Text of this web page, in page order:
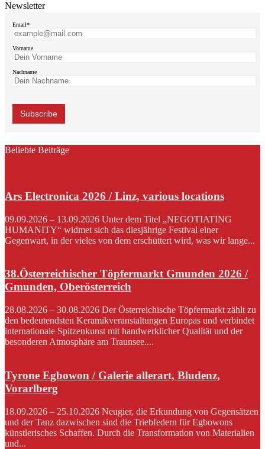
Newsletter
Email*
Vorname
Nachname
Beliebte Beiträge
Ars Electronica 2026 / Linz, various locations
09.09.2026 – 13.09.2026 Unter dem Titel „NEGOTIATING
HUMANITY“ widmet sich das diesjährige Festival einer
Gegenwart, in der vieles von dem erschüttert wird, was wir lange...
38.Österreichischer Töpfermarkt Gmunden 2026 /
Gmunden, Oberösterreich
28.08.2026 – 30.08.2026 Der Österreichische Töpfermarkt zählt zu
den bedeutendsten Keramikveranstaltungen Europas und verbindet
internationale Spitzenkunst mit handwerklicher Qualität und der
besonderen Atmosphäre am Traunsee....
Tyrone Egbowon / Galerie allerart, Bludenz,
Vorarlberg
18.09.2026 – 25.10.2026 Neugier, die Erkundung von Gegensätzen
und der Tanz dazwischen sind die Triebfedern für Egbowons
künstlerisches Schaffen. Durch die Transformation von Materialien
und...